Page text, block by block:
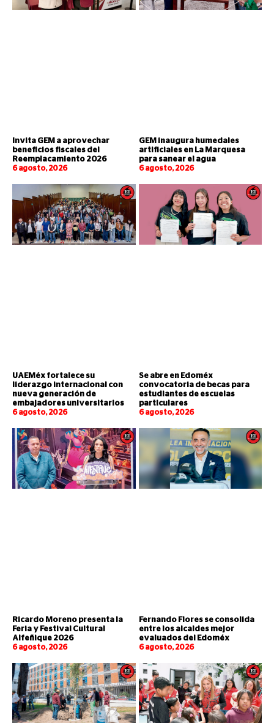
Invita GEM a aprovechar
beneficios fiscales del
Reemplacamiento 2026
6 agosto, 2026
GEM inaugura humedales
artificiales en La Marquesa
para sanear el agua
6 agosto, 2026
UAEMéx fortalece su
liderazgo internacional con
nueva generación de
embajadores universitarios
6 agosto, 2026
Se abre en Edoméx
convocatoria de becas para
estudiantes de escuelas
particulares
6 agosto, 2026
Ricardo Moreno presenta la
Feria y Festival Cultural
Alfeñique 2026
6 agosto, 2026
Fernando Flores se consolida
entre los alcaldes mejor
evaluados del Edoméx
6 agosto, 2026